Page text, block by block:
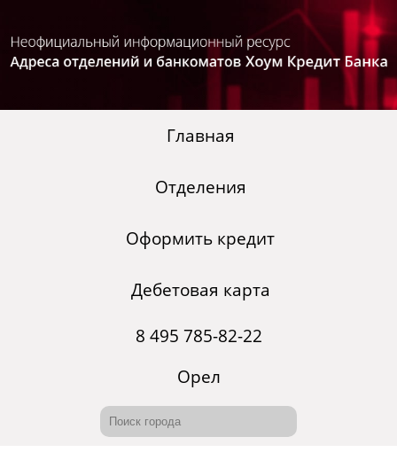
Главная
Отделения
Оформить кредит
Дебетовая карта
8 495 785-82-22
Орел